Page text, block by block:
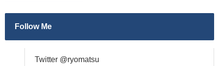
Follow Me
Twitter @ryomatsu